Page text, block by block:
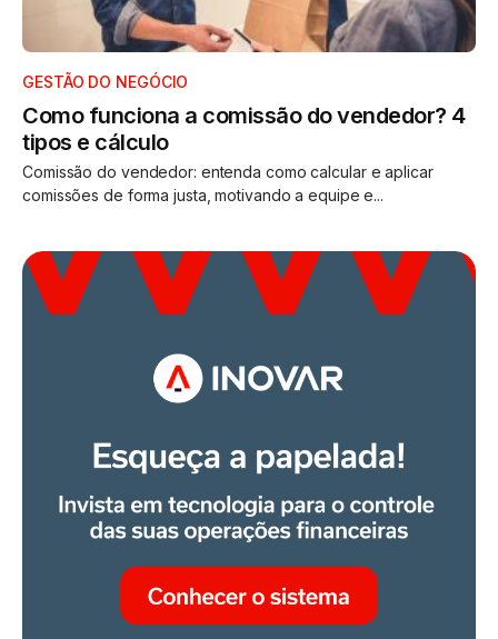
GESTÃO DO NEGÓCIO
Como funciona a comissão do vendedor? 4
tipos e cálculo
Comissão do vendedor: entenda como calcular e aplicar
comissões de forma justa, motivando a equipe e...